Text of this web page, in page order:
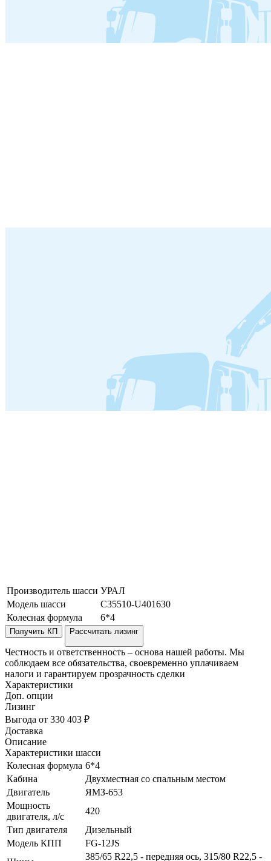
Производитель шасси УРАЛ
Модель шасси
C35510-U401630
Колесная формула
6*4
Получить КП Рассчитать лизинг
Честность и ответственность – основа нашей работы. Мы
соблюдаем все обязательства, своевременно уплачиваем
налоги и гарантируем прозрачность сделки
Характеристики
Доп. опции
Лизинг
Выгода от 330 403 ₽
Доставка
Описание
Характеристики шасси
Колесная формула 6*4
Кабина
Двухместная со спальным местом
Двигатель
ЯМЗ-653
Мощность
двигателя, л/с
420
Тип двигателя
Дизельный
Модель КПП
FG-12JS
385/65 R22,5 - передняя ось, 315/80 R22,5 -